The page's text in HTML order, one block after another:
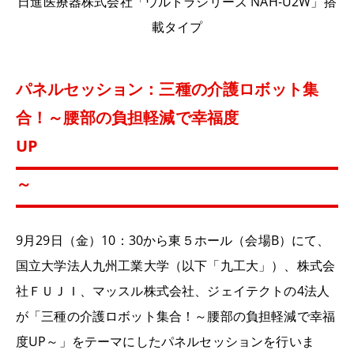
載タイプ
パネルセッション：三種の介護ロボット集
合！～腰部の負担軽減で幸福度
UP
～
9月29日（金）10：30から東５ホール（会場B）にて、
国立大学法人九州工業大学（以下「九工大」）、株式会
社ＦＵＪＩ、マッスル株式会社、ジェイテクトの4法人
が「三種の介護ロボット集合！～腰部の負担軽減で幸福
度UP～」をテーマにしたパネルセッションを行いま